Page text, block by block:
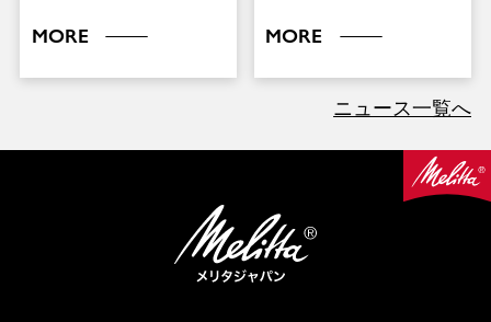
MORE MORE
ニュース一覧へ